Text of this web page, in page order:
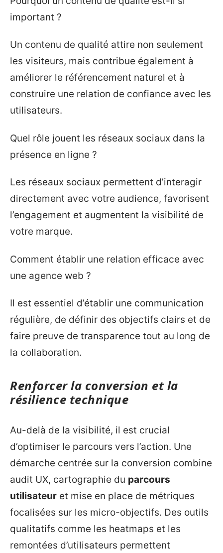
important ?
Un contenu de qualité attire non seulement
les visiteurs, mais contribue également à
améliorer le référencement naturel et à
construire une relation de confiance avec les
utilisateurs.
Quel rôle jouent les réseaux sociaux dans la
présence en ligne ?
Les réseaux sociaux permettent d’interagir
directement avec votre audience, favorisent
l’engagement et augmentent la visibilité de
votre marque.
Comment établir une relation efficace avec
une agence web ?
Il est essentiel d’établir une communication
régulière, de définir des objectifs clairs et de
faire preuve de transparence tout au long de
la collaboration.
Renforcer la conversion et la
résilience technique
Au-delà de la visibilité, il est crucial
d’optimiser le parcours vers l’action. Une
démarche centrée sur la conversion combine
audit UX, cartographie du parcours
utilisateur et mise en place de métriques
focalisées sur les micro-objectifs. Des outils
qualitatifs comme les heatmaps et les
remontées d’utilisateurs permettent